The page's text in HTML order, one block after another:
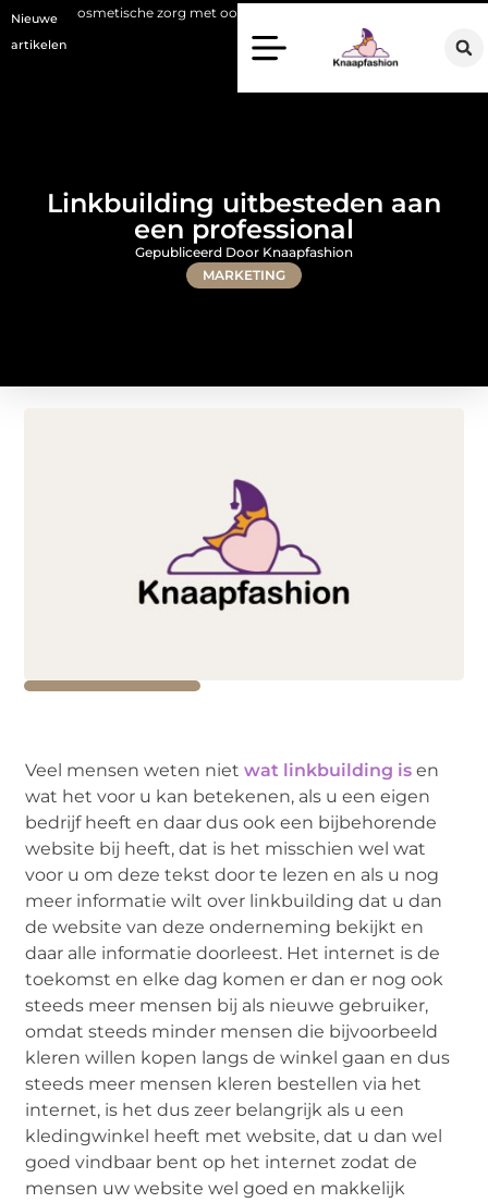
Nieuwe
artikelen
zorg met oog voor natuurlijke resultaten
Linkbuilding uitbesteden aan
een professional
MARKETING
Gepubliceerd Door Knaapfashion
Veel mensen weten nietwat linkbuilding is en
wat het voor u kan betekenen, als u een eigen
bedrijf heeft en daar dus ook een bijbehorende
website bij heeft, dat is het misschien wel wat
voor u om deze tekst door te lezen en als u nog
meer informatie wilt over linkbuilding dat u dan
de website van deze onderneming bekijkt en
daar alle informatie doorleest. Het internet is de
toekomst en elke dag komen er dan er nog ook
steeds meer mensen bij als nieuwe gebruiker,
omdat steeds minder mensen die bijvoorbeeld
kleren willen kopen langs de winkel gaan en dus
steeds meer mensen kleren bestellen via het
internet, is het dus zeer belangrijk als u een
kledingwinkel heeft met website, dat u dan wel
goed vindbaar bent op het internet zodat de
mensen uw website wel goed en makkelijk